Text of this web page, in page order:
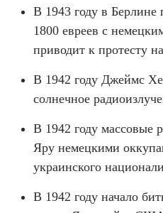
В 1943 году в Берлине
1800 евреев с
приводит к протесту
В 1942 году Джеймс
солнечное
В 1942 году массовые
Яру немецкими
украинского
В 1942 году начало